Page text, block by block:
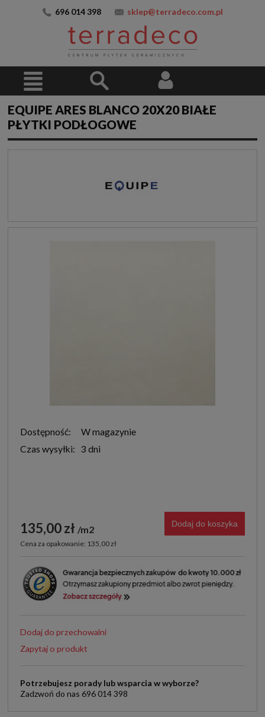
696 014 398 sklep@terradeco.com.pl
EQUIPE ARES BLANCO 20X20 BIAŁE
PŁYTKI PODŁOGOWE
Dostępność:
W magazynie
Czas wysyłki: 3 dni
135,00 zł m2
Cena za opakowanie: 135,00 zł
Dodaj do koszyka
Dodaj do przechowalni
Zapytaj o produkt
Potrzebujesz porady lub wsparcia w wyborze?
Zadzwoń do nas 696 014 398